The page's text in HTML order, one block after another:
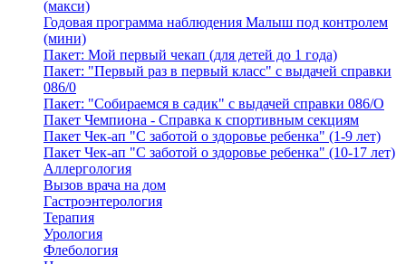
(макси)
Годовая программа наблюдения Малыш под контролем
(мини)
Пакет: Мой первый чекап (для детей до 1 года)
Пакет: "Первый раз в первый класс" с выдачей справки
086/0
Пакет: "Собираемся в садик" с выдачей справки 086/О
Пакет Чемпиона - Справка к спортивным секциям
Пакет Чек-ап "С заботой о здоровье ребенка" (1-9 лет)
Пакет Чек-ап "С заботой о здоровье ребенка" (10-17 лет)
Аллергология
Вызов врача на дом
Гастроэнтерология
Терапия
Урология
Флебология